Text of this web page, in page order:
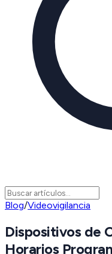
Blog/Videovigilancia
Dispositivos de
Horarios